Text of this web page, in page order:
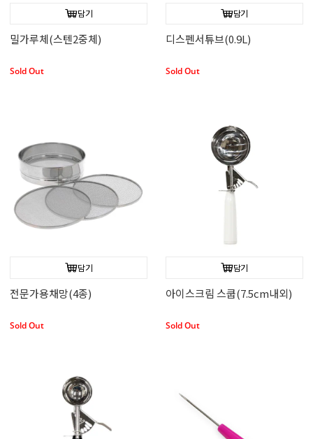
담기
밀가루체(스텐2중체)
Sold Out
담기
디스펜서튜브(0.9L)
Sold Out
담기
전문가용채망(4종)
Sold Out
담기
아이스크림 스쿱(7.5cm내외)
Sold Out